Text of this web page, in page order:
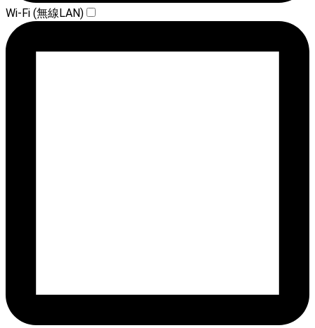
Wi-Fi (無線LAN)